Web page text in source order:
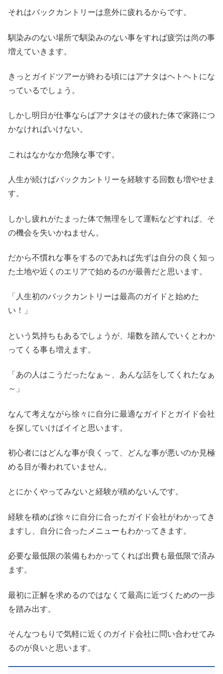
それはバックカントリーは意外に疲れるからです。
馴染みのない場所で馴染みのない事をすれば疲労は尚の事
増えていきます。
きっとガイドツアーが終わる頃にはアナタはヘトヘトにな
っているでしょう。
しかし明日が仕事ならばアナタはその疲れた体で家路につ
かなければいけない。
これはなかなか危険な事です。
人生が続けばバックカントリーを経験する回数も増やせま
す。
しかし疲れがたまった体で無理をして運転などすれば、そ
の機会を失いかねません。
だから不慣れな事をするのであれば先ずは自分の良く知っ
た土地や近くのエリアで始めるのが最善だと思います。
「人生初のバックカントリーは最高のガイドと始めた
い！」
という気持ちもあるでしょうが、場数を踏んでいくとわか
ってくる事も増えます。
「あの人はこうだったなぁ～、あんな話をしてくれたなぁ
～」
なんて考えながら徐々に自分に最適なガイドとガイド会社
を探していけばイイと思います。
初心者にはどんな事が良くって、どんな事が悪いのか見極
める目が養われていません。
とにかくやってみないと経験が積めないんです。
経験を積めば徐々に自分に合ったガイド会社がわかってき
ますし、自分に合ったメニューもわかってきます。
必要な最低限の装備もわかってくれば出費も最低限で済み
ます。
最初に正解を求めるのではなくて最高に近づくための一歩
を踏み出す。
そんなつもりで気軽に近くのガイド会社に問い合わせてみ
るのが良いと思います。